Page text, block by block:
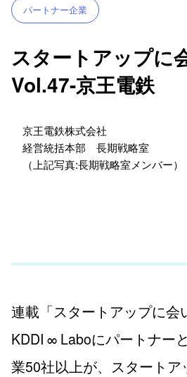
パートナー企業
スタートアップに
Vol.47-京王電鉄
京王電鉄株式会社
経営統括本部 長期戦略室
（上記写真:長期戦略室メンバー）
連載「スタートアップに会
KDDI ∞ Laboにパートナー
業50社以上が、スタートア